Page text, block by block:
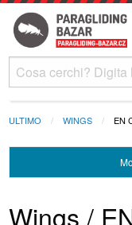
ULTIMO WINGS EN
Wings /